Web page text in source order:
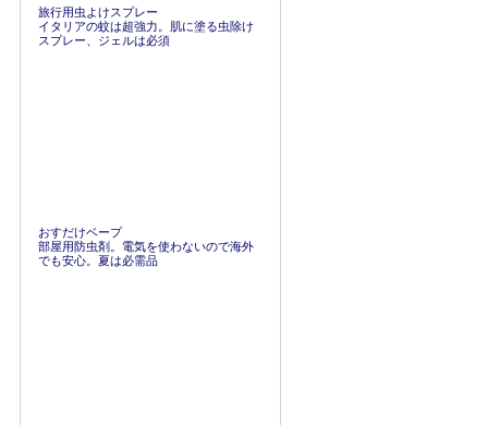
旅行用虫よけスプレー
イタリアの蚊は超強力。肌に塗る虫除け
スプレー、ジェルは必須
おすだけベープ
部屋用防虫剤。電気を使わないので海外
でも安心。夏は必需品